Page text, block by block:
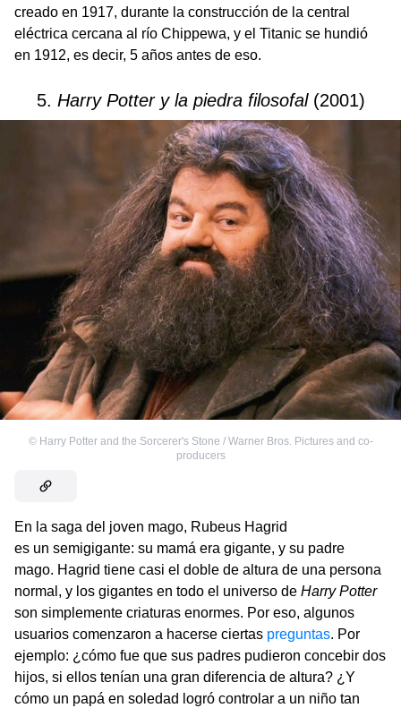
creado en 1917, durante la construcción de la central
eléctrica cercana al río Chippewa, y el Titanic se hundió
en 1912, es decir, 5 años antes de eso.
5. Harry Potter y la piedra filosofal (2001)
© Harry Potter and the Sorcerer's Stone / Warner Bros. Pictures and co-
producers
En la saga del joven mago, Rubeus Hagrid
es un semigigante: su mamá era gigante, y su padre
mago. Hagrid tiene casi el doble de altura de una persona
normal, y los gigantes en todo el universo de Harry Potter
son simplemente criaturas enormes. Por eso, algunos
usuarios comenzaron a hacerse ciertas preguntas. Por
ejemplo: ¿cómo fue que sus padres pudieron concebir dos
hijos, si ellos tenían una gran diferencia de altura? ¿Y
cómo un papá en soledad logró controlar a un niño tan